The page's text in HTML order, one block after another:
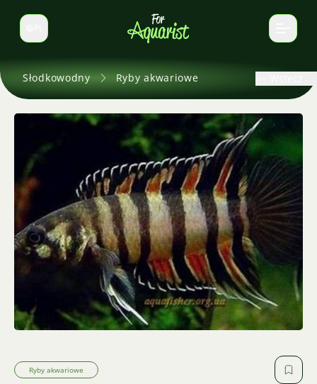
Zmień język
Słodkowodny Ryby akwariowe
Ryby akwariowe